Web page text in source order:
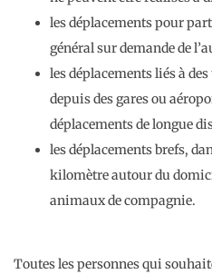
les déplacements pour
général sur demande de
les déplacements liés à
depuis des gares ou
déplacements de longue
les déplacements brefs,
kilomètre autour du
animaux de compagnie.
Toutes les personnes qui